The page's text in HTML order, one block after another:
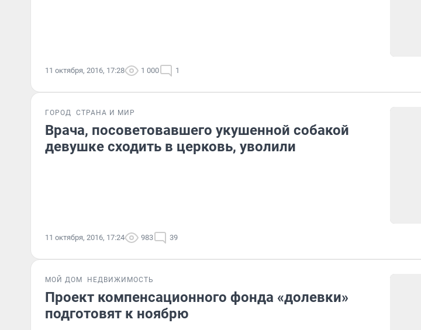
11 октября, 2016, 17:28 1 000 1
ГОРОД СТРАНА И МИР
Врача, посоветовавшего укушенной собакой
девушке сходить в церковь, уволили
11 октября, 2016, 17:24 983 39
МОЙ ДОМ НЕДВИЖИМОСТЬ
Проект компенсационного фонда «долевки»
подготовят к ноябрю